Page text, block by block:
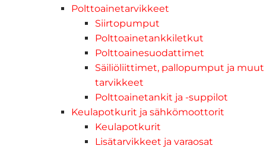
Polttoainetarvikkeet
Siirtopumput
Polttoainetankkiletkut
Polttoainesuodattimet
Säiliöliittimet, pallopumput ja muut
tarvikkeet
Polttoainetankit ja -suppilot
Keulapotkurit ja sähkömoottorit
Keulapotkurit
Lisätarvikkeet ja varaosat